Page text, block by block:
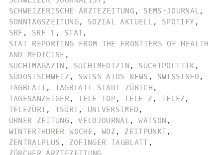
SCHWEIZERISCHE ÄRZTEZEITUNG, SEMS-JOURNAL ,
SONNTAGSZEITUNG, SOZIAL AKTUELL , SPOTIFY ,
SRF , SRF 1 , STAT,
STAT REPORTING FROM THE FRONTIERS OF HEALTH
AND MEDICINE ,
SUCHTMAGAZIN , SUCHTMEDIZIN , SUCHTPOLITIK ,
SÜDOSTSCHWEIZ , SWISS AIDS NEWS , SWISSINFO ,
TAGBLATT, TAGBLATT STADT ZÜRICH ,
TAGESANZEIGER, TELE TOP, TELE Z , TELEZ ,
TELEZÜRI , TSÜRI , UNIVERSIMED ,
URNER ZEITUNG, VELOJOURNAL , WATSON ,
WINTERTHURER WOCHE , WOZ , ZEITPUNKT,
ZENTRALPLUS , ZOFINGER TAGBLATT ,